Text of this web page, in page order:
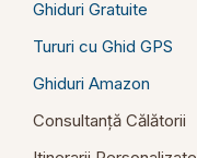
Ghiduri Gratuite
Tururi cu Ghid GPS
Ghiduri Amazon
Consultanță Călătorii